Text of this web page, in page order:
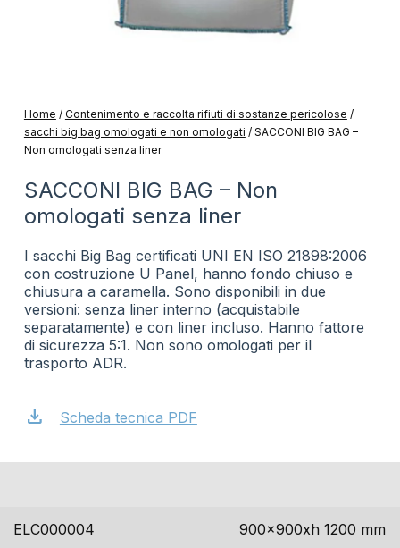
Home / Contenimento e raccolta rifiuti di sostanze pericolose /
sacchi big bag omologati e non omologati / SACCONI BIG BAG –
Non omologati senza liner
SACCONI BIG BAG – Non
omologati senza liner
I sacchi Big Bag certificati UNI EN ISO 21898:2006
con costruzione U Panel, hanno fondo chiuso e
chiusura a caramella. Sono disponibili in due
versioni: senza liner interno (acquistabile
separatamente) e con liner incluso. Hanno fattore
di sicurezza 5:1. Non sono omologati per il
trasporto ADR.
download Scheda tecnica PDF
ELC000004 900x900xh 1200 mm